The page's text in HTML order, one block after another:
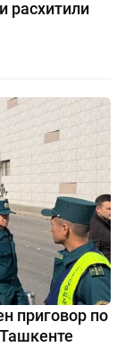
расхитили
приговор по